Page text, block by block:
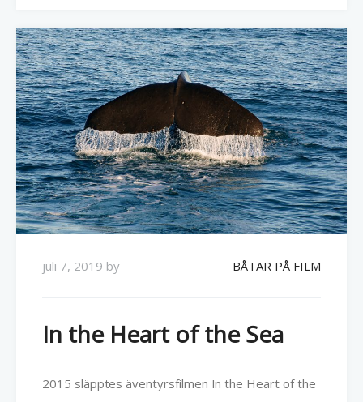
juli 7, 2019 by BÅTAR PÅ FILM
In the Heart of the Sea
2015 släpptes äventyrsfilmen In the Heart of the